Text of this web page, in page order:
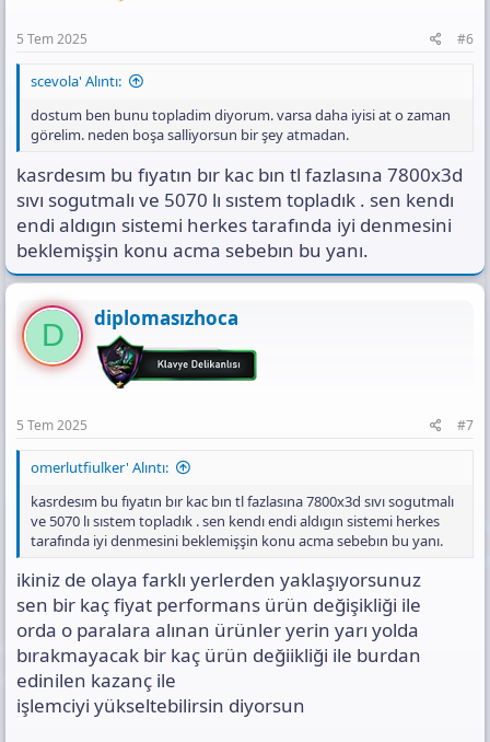
5 Tem 2025 #6
scevola' Alıntı:
dostum ben bunu topladim diyorum. varsa daha iyisi at o zaman
görelim. neden boşa salliyorsun bir şey atmadan.
kasrdesım bu fıyatın bır kac bın tl fazlasına 7800x3d
sıvı sogutmalı ve 5070 lı sıstem topladık . sen kendı
endi aldıgın sistemi herkes tarafında iyi denmesini
beklemişşin konu acma sebebın bu yanı.
D diplomasızhoca
5 Tem 2025 #7
omerlutfiulker' Alıntı:
kasrdesım bu fıyatın bır kac bın tl fazlasına 7800x3d sıvı sogutmalı
ve 5070 lı sıstem topladık . sen kendı endi aldıgın sistemi herkes
tarafında iyi denmesini beklemişşin konu acma sebebın bu yanı.
ikiniz de olaya farklı yerlerden yaklaşıyorsunuz
sen bir kaç fiyat performans ürün değişikliği ile
orda o paralara alınan ürünler yerin yarı yolda
bırakmayacak bir kaç ürün değiikliği ile burdan
edinilen kazanç ile
işlemciyi yükseltebilirsin diyorsun